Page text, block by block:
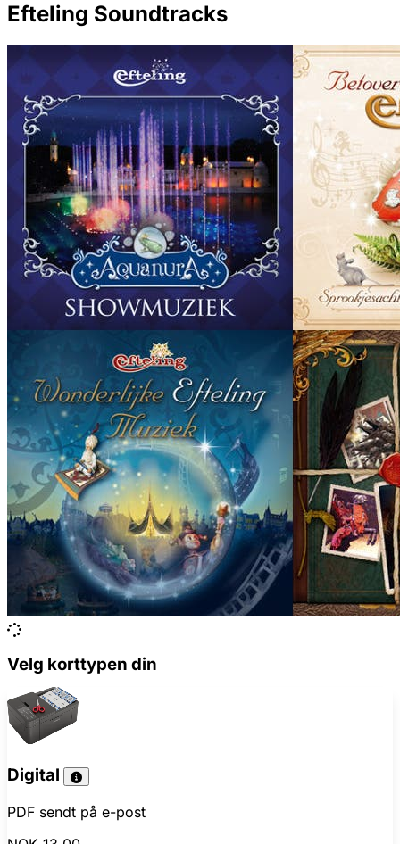
Efteling Soundtracks
Velg korttypen din
Digital
PDF sendt på e-post